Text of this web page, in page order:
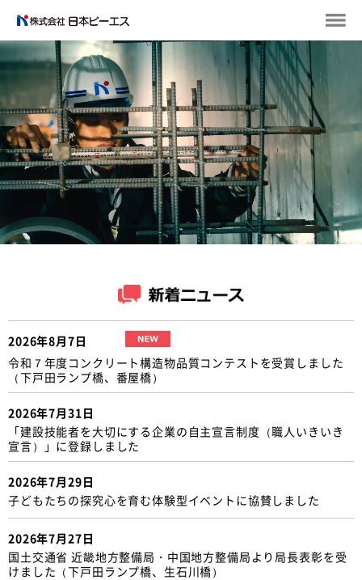
2026年8月7日
令和７年度コンクリート構造物品質コンテストを受賞しました
（下戸田ランプ橋、番屋橋）
2026年7月31日
「建設技能者を大切にする企業の自主宣言制度（職人いきいき
宣言）」に登録しました
2026年7月29日
子どもたちの探究心を育む体験型イベントに協賛しました
2026年7月27日
国土交通省 近畿地方整備局・中国地方整備局より局長表彰を受
けました（下戸田ランプ橋、生石川橋）